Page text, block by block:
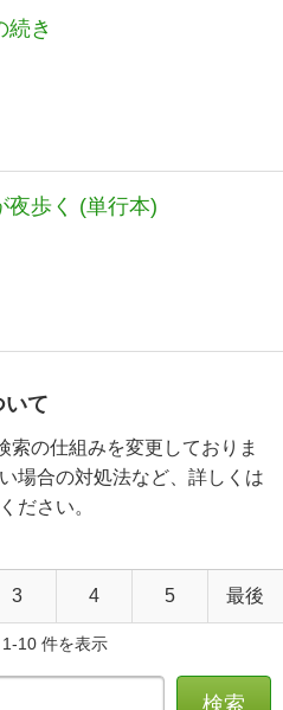
続き
夜歩く (単行本)
いて
索の仕組みを変更しておりま
場合の対処法など、詳しくは
ださい。
3 4 5 最後
10 件を表示
検索